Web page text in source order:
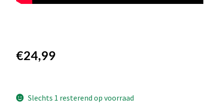
€24,99
Slechts 1 resterend op voorraad